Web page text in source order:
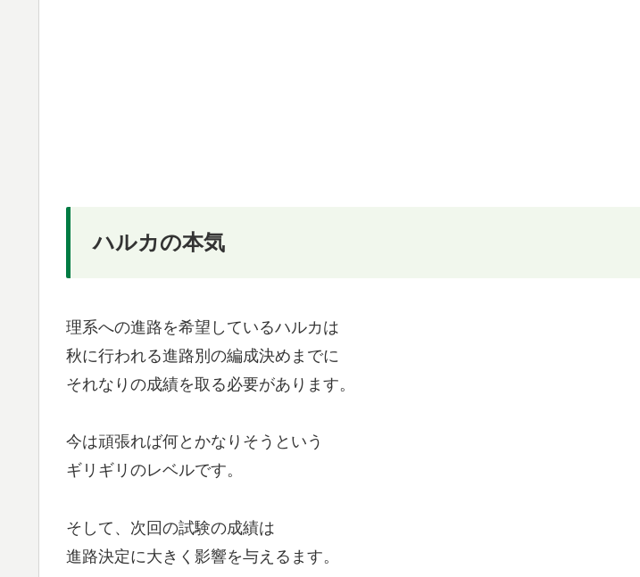
ハルカの本気
理系への進路を希望しているハルカは
秋に行われる進路別の編成決めまでに
それなりの成績を取る必要があります。
今は頑張れば何とかなりそうという
ギリギリのレベルです。
そして、次回の試験の成績は
進路決定に大きく影響を与えるます。